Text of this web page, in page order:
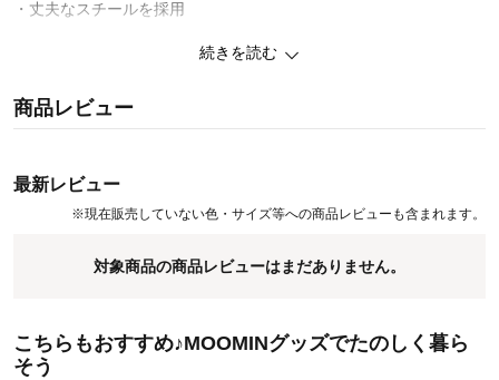
・丈夫なスチールを採用
まだまだあります！ムーミンの商品
続きを読む
商品レビュー
最新レビュー
※現在販売していない色・サイズ等への商品レビューも含まれます。
対象商品の商品レビューはまだありません。
こちらもおすすめ♪MOOMINグッズでたのしく暮ら
そう